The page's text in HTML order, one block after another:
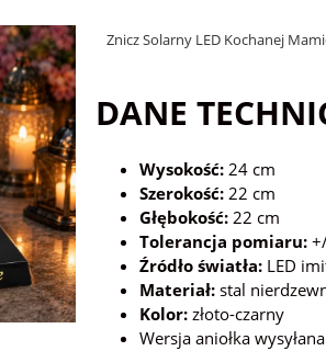
Znicz Solarny LED Kochanej
DANE
Wysokość: 24 cm
Szerokość: 22 cm
Głębokość:22 cm
Tolerancja pomiaru:
Źródło światła: LED
Materiał: stal
Kolor: złoto-czarny
Wersja aniołka